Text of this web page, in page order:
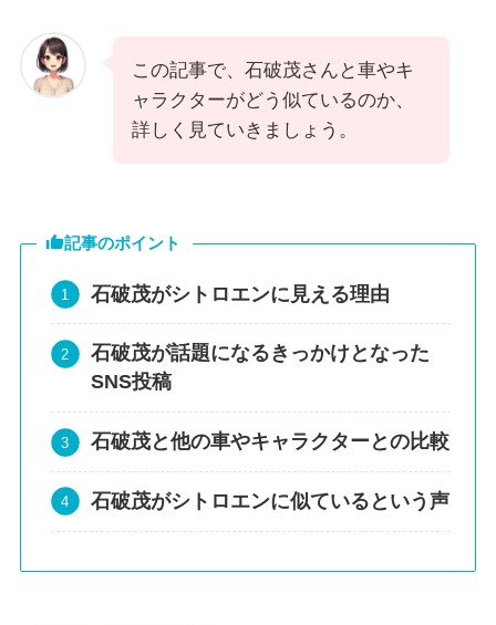
この記事で、石破茂さんと車やキ
ャラクターがどう似ているのか、
詳しく見ていきましょう。
記事のポイント
石破茂がシトロエンに見える理由
石破茂が話題になるきっかけとなった
SNS投稿
石破茂と他の車やキャラクターとの比較
石破茂がシトロエンに似ているという声